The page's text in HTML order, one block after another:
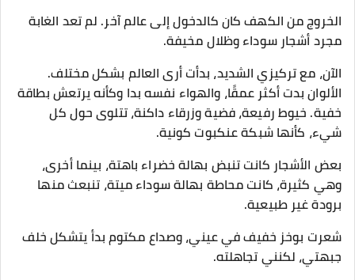
الخروج من الكهف كان كالدخول إلى عالم آخر. لم تعد الغابة
مجرد أشجار سوداء وظلال مخيفة.
الآن، مع تركيزي الشديد، بدأت أرى العالم بشكل مختلف.
الألوان بدت أكثر عمقًا، والهواء نفسه بدا وكأنه يرتعش بطاقة
خفية. خيوط رفيعة، فضية وزرقاء داكنة، تتلوى حول كل
شيء، كأنها شبكة عنكبوت كونية.
بعض الأشجار كانت تنبض بهالة خضراء باهتة، بينما أخرى،
وهي كثيرة، كانت محاطة بهالة سوداء ميتة، تنبعث منها
برودة غير طبيعية.
شعرت بوخز خفيف في عيني، وصداع مكتوم بدأ يتشكل خلف
جبهتي، لكنني تجاهلته.